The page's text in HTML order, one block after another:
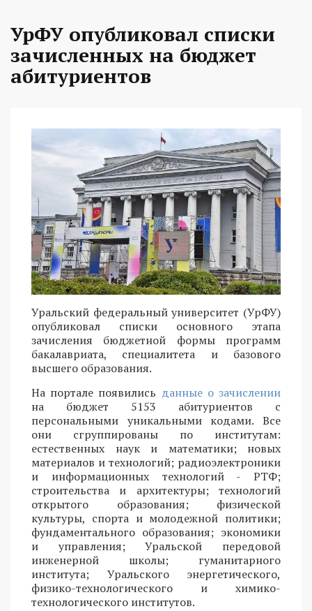
УрФУ опубликовал списки
зачисленных на бюджет
абитуриентов
Уральский федеральный университет (УрФУ)
опубликовал списки основного этапа
зачисления бюджетной формы программ
бакалавриата, специалитета и базового
высшего образования.
На портале появились данные о зачислении
на бюджет 5153 абитуриентов с
персональными уникальными кодами. Все
они сгруппированы по институтам:
естественных наук и математики; новых
материалов и технологий; радиоэлектроники
и информационных технологий - РТФ;
строительства и архитектуры; технологий
открытого образования; физической
культуры, спорта и молодежной политики;
фундаментального образования; экономики
и управления; Уральской передовой
инженерной школы; гуманитарного
института; Уральского энергетического,
физико-технологического и химико-
технологического институтов.